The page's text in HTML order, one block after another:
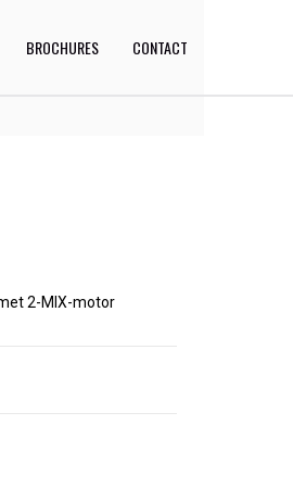
BROCHURES CONTACT
2-MIX-motor